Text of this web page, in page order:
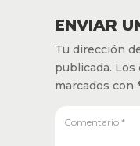
ENVIAR
Tu dirección
publicada. Los
marcados con